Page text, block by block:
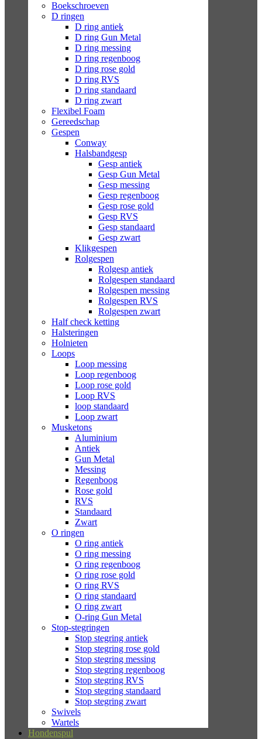
Boekschroeven
D ringen
D ring antiek
D ring Gun Metal
D ring messing
D ring regenboog
D ring rose gold
D ring RVS
D ring standaard
D ring zwart
Flexibel Foam
Gereedschap
Gespen
Conway
Halsbandgesp
Gesp antiek
Gesp Gun Metal
Gesp messing
Gesp regenboog
Gesp rose gold
Gesp RVS
Gesp standaard
Gesp zwart
Klikgespen
Rolgespen
Rolgesp antiek
Rolgespen standaard
Rolgespen messing
Rolgespen RVS
Rolgespen zwart
Half check ketting
Halsteringen
Holnieten
Loops
Loop messing
Loop regenboog
Loop rose gold
Loop RVS
loop standaard
Loop zwart
Musketons
Aluminium
Antiek
Gun Metal
Messing
Regenboog
Rose gold
RVS
Standaard
Zwart
O ringen
O ring antiek
O ring messing
O ring regenboog
O ring rose gold
O ring RVS
O ring standaard
O ring zwart
O-ring Gun Metal
Stop-stegringen
Stop stegring antiek
Stop stegring rose gold
Stop stegring messing
Stop stegring regenboog
Stop stegring RVS
Stop stegring standaard
Stop stegring zwart
Swivels
Wartels
Hondenspul